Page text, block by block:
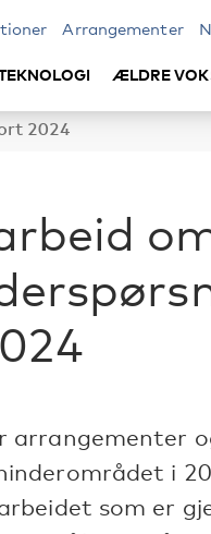
Arrangementer
ÆLDRE
2024
arrangementer
i
som er